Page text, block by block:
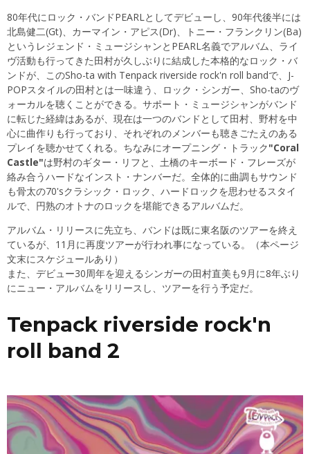
80年代にロック・バンドPEARLとしてデビューし、90年代後半には
北島健二(Gt)、カーマイン・アピス(Dr)、トニー・フランクリン(Ba)
というレジェンド・ミュージシャンとPEARL名義でアルバム、ライ
ヴ活動も行ってきた田村が久しぶりに結成した本格的なロック・バ
ンドが、このSho-ta with Tenpack riverside rock'n roll bandで、J-
POPスタイルの田村とは一味違う、ロック・シンガー、Sho-taのヴ
ォーカルを聴くことができる。サポート・ミュージシャンがバンド
に転じた経緯はあるが、現在は一つのバンドとして田村、野村を中
心に曲作りも行っており、それぞれのメンバーも聴きごたえのある
プレイを聴かせてくれる。ちなみにオープニング・トラック"Coral
Castle"は野村のギター・リフと、土橋のキーボード・フレーズが
絡み合うハードなインスト・ナンバーだ。全体的に曲調もサウンド
も骨太の70'sクラシック・ロック、ハードロックを思わせるスタイ
ルで、円熟のオトナのロックを堪能できるアルバムだ。
アルバム・リリースに先立ち、バンドは既に東名阪のツアーを終え
ているが、11月に再度ツアーが行われ事になっている。（本ページ
文末にスケジュールあり）
また、デビュー30周年を迎えるシンガーの田村直美も9月に8年ぶり
にニュー・アルバムをリリースし、ツアーを行う予定だ。
Tenpack riverside rock'n
roll band 2